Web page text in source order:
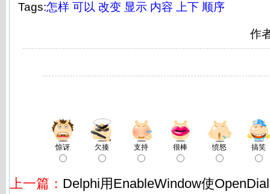
Tags:怎样 可以 改变 显示 内容 上下 顺序
作
惊讶 欠揍 支持 很棒 愤怒 搞笑
上一篇： Delphi用EnableWindow使